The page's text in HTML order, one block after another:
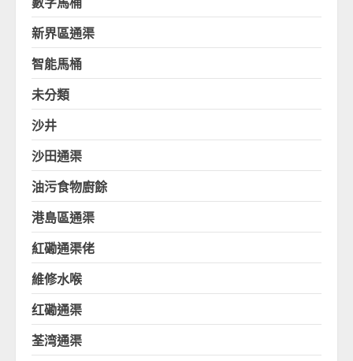
新界區通渠
智能馬桶
未分類
沙井
沙田通渠
油污食物廚餘
港島區通渠
紅磡通渠佬
維修水喉
红磡通渠
荃湾通渠